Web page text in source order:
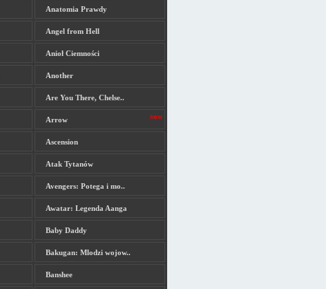
Anatomia Prawdy
Angel from Hell
Anioł Ciemności
Another
Are You There, Chelse..
Arrow
Ascension
Atak Tytanów
Avengers: Potega i mo..
Awatar: Legenda Aanga
Baby Daddy
Bakugan: Mlodzi wojow..
Banshee